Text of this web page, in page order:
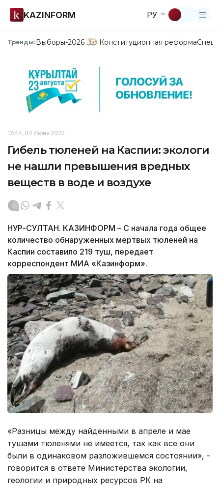
KAZINFORM РУ
Тренды:Выборы-2026 Конституционная реформа
12:44, 04 Июня 2022
Гибель тюленей на Каспии: экологи
не нашли превышения вредных
веществ в воде и воздухе
НУР-СУЛТАН. КАЗИНФОРМ – С начала года общее
количество обнаруженных мертвых тюленей на
Каспии составило 219 туш, передает
корреспондент МИА «Казинформ».
«Разницы между найденными в апреле и мае
тушами тюленями не имеется, так как все они
были в одинаковом разложившемся состоянии», -
говорится в ответе Министерства экологии,
геологии и природных ресурсов РК на